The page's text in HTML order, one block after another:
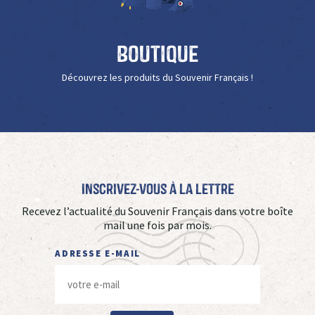
Boutique
Découvrez les produits du Souvenir Français !
Inscrivez-vous à La Lettre
Recevez l’actualité du Souvenir Français dans votre boîte
mail une fois par mois.
ADRESSE E-MAIL